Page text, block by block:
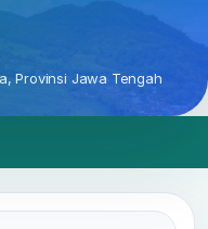
Provinsi Jawa Tengah